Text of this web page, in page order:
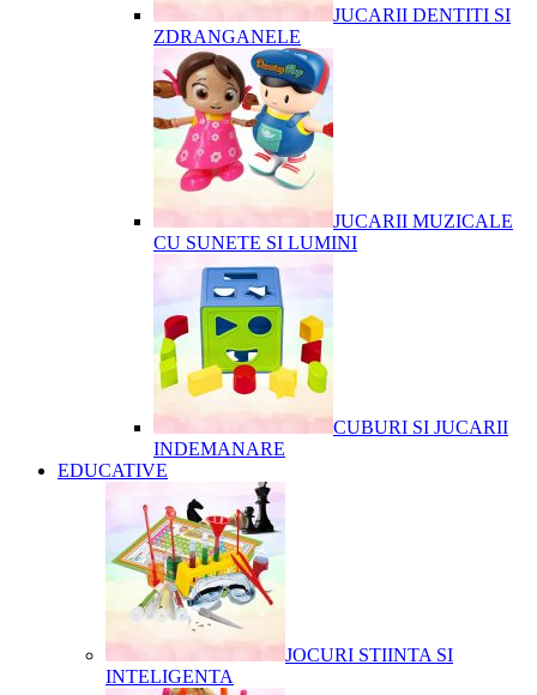
JUCARII DENTITI SI
ZDRANGANELE
JUCARII MUZICALE
CU SUNETE SI LUMINI
CUBURI SI JUCARII
INDEMANARE
EDUCATIVE
JOCURI STIINTA SI
INTELIGENTA